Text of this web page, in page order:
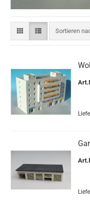
Sortieren
Sortieren